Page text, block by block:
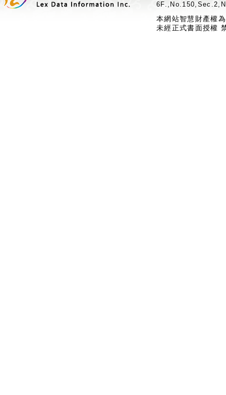
本網站智慧財產權
未經正式書面授權